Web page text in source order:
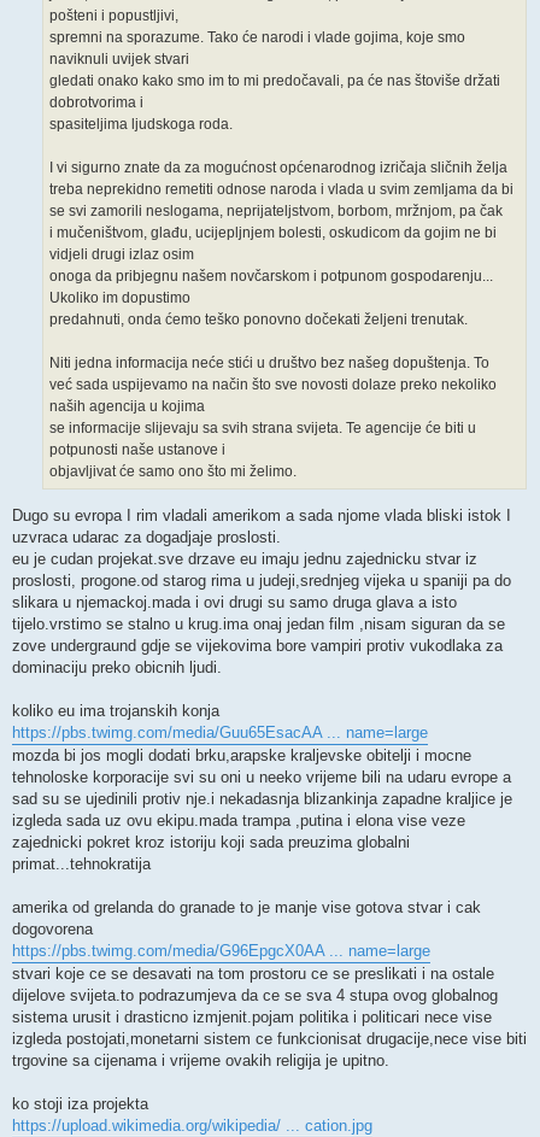
pošteni i popustljivi,
spremni na sporazume. Tako će narodi i vlade gojima, koje smo
naviknuli uvijek stvari
gledati onako kako smo im to mi predočavali, pa će nas štoviše držati
dobrotvorima i
spasiteljima ljudskoga roda.
I vi sigurno znate da za mogućnost općenarodnog izričaja sličnih želja
treba neprekidno remetiti odnose naroda i vlada u svim zemljama da bi
se svi zamorili neslogama, neprijateljstvom, borbom, mržnjom, pa čak
i mučeništvom, glađu, ucijepljnjem bolesti, oskudicom da gojim ne bi
vidjeli drugi izlaz osim
onoga da pribjegnu našem novčarskom i potpunom gospodarenju...
Ukoliko im dopustimo
predahnuti, onda ćemo teško ponovno dočekati željeni trenutak.
Niti jedna informacija neće stići u društvo bez našeg dopuštenja. To
već sada uspijevamo na način što sve novosti dolaze preko nekoliko
naših agencija u kojima
se informacije slijevaju sa svih strana svijeta. Te agencije će biti u
potpunosti naše ustanove i
objavljivat će samo ono što mi želimo.
Dugo su evropa I rim vladali amerikom a sada njome vlada bliski istok I
uzvraca udarac za dogadjaje proslosti.
eu je cudan projekat.sve drzave eu imaju jednu zajednicku stvar iz
proslosti, progone.od starog rima u judeji,srednjeg vijeka u spaniji pa do
slikara u njemackoj.mada i ovi drugi su samo druga glava a isto
tijelo.vrstimo se stalno u krug.ima onaj jedan film ,nisam siguran da se
zove undergraund gdje se vijekovima bore vampiri protiv vukodlaka za
dominaciju preko obicnih ljudi.
koliko eu ima trojanskih konja
https://pbs.twimg.com/media/Guu65EsacAA ... name=large
mozda bi jos mogli dodati brku,arapske kraljevske obitelji i mocne
tehnoloske korporacije svi su oni u neeko vrijeme bili na udaru evrope a
sad su se ujedinili protiv nje.i nekadasnja blizankinja zapadne kraljice je
izgleda sada uz ovu ekipu.mada trampa ,putina i elona vise veze
zajednicki pokret kroz istoriju koji sada preuzima globalni
primat...tehnokratija
amerika od grelanda do granade to je manje vise gotova stvar i cak
dogovorena
https://pbs.twimg.com/media/G96EpgcX0AA ... name=large
stvari koje ce se desavati na tom prostoru ce se preslikati i na ostale
dijelove svijeta.to podrazumjeva da ce se sva 4 stupa ovog globalnog
sistema urusit i drasticno izmjenit.pojam politika i politicari nece vise
izgleda postojati,monetarni sistem ce funkcionisat drugacije,nece vise biti
trgovine sa cijenama i vrijeme ovakih religija je upitno.
ko stoji iza projekta
https://upload.wikimedia.org/wikipedia/ ... cation.jpg